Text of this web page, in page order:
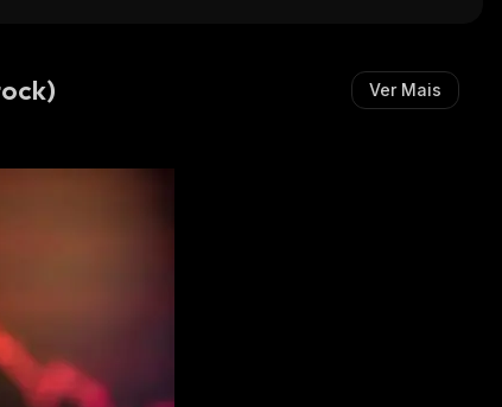
Ver Mais